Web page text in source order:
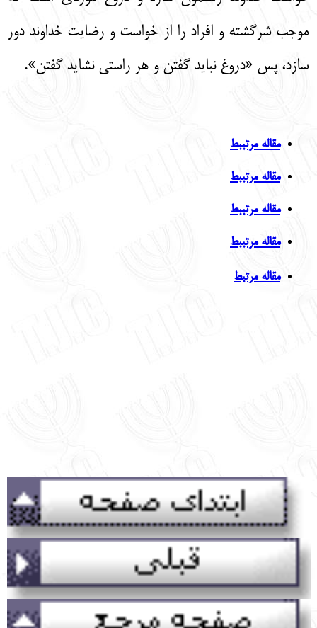
موجب شرگشته و افراد را از خواست و رضایت خداوند دور
سازد، پس «دروغ نباید گفتن و هر راستی نشاید گفتن».
مقاله مرتببط
مقاله مرتببط
مقاله مرتببط
مقاله مرتببط
مقاله مرتبط